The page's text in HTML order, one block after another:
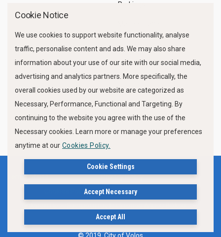
Parkings
FOLLOW US
Terms of use
Privacy Policy
Cookies Policy
Cookie Notice
We use cookies to support website functionality, analyse
traffic, personalise content and ads. We may also share
information about your use of our site with our social media,
advertising and analytics partners. More specifically, the
overall cookies used by our website are categorized as
Necessary, Performance, Functional and Targeting. By
continuing to the website you agree with the use of the
Necessary cookies. Learn more or manage your preferences
anytime at our Cookies Policy.
Cookie Settings
Accept Necessary
Accept All